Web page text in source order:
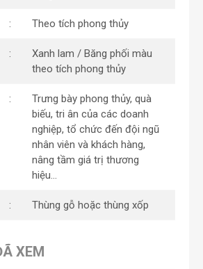
Theo tích phong thủy
Xanh lam / Băng phối màu
theo tích phong thủy
Trưng bày phong thủy, quà
biếu, tri ân của các doanh
nghiệp, tổ chức đến đội ngũ
nhân viên và khách hàng,
nâng tầm giá trị thương
hiệu…
Thùng gỗ hoặc thùng xốp
XEM